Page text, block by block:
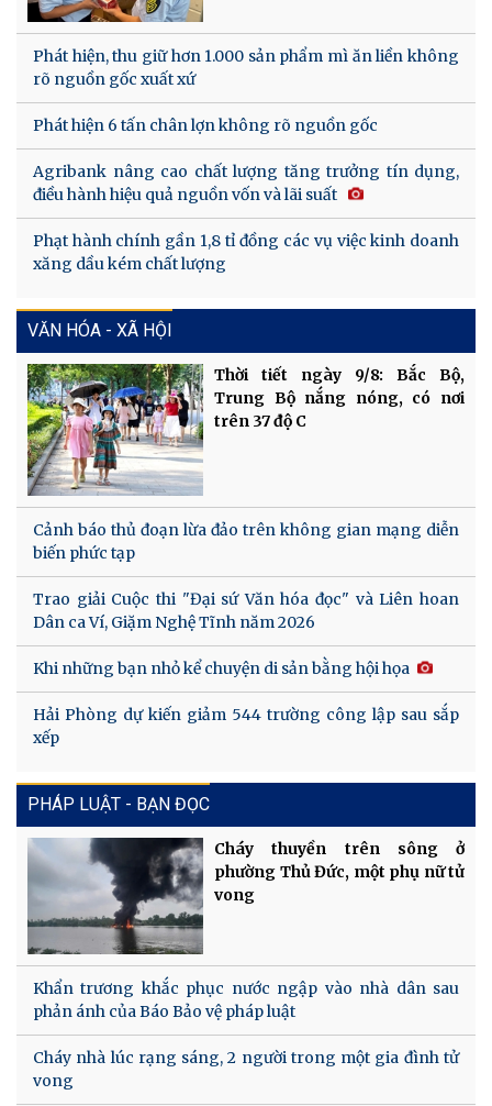
Phát hiện, thu giữ hơn 1.000 sản phẩm mì ăn liền không
rõ nguồn gốc xuất xứ
Phát hiện 6 tấn chân lợn không rõ nguồn gốc
Agribank nâng cao chất lượng tăng trưởng tín dụng,
điều hành hiệu quả nguồn vốn và lãi suất
Phạt hành chính gần 1,8 tỉ đồng các vụ việc kinh doanh
xăng dầu kém chất lượng
VĂN HÓA - XÃ HỘI
Thời tiết ngày 9/8: Bắc Bộ,
Trung Bộ nắng nóng, có nơi
trên 37 độ C
Cảnh báo thủ đoạn lừa đảo trên không gian mạng diễn
biến phức tạp
Trao giải Cuộc thi "Đại sứ Văn hóa đọc" và Liên hoan
Dân ca Ví, Giặm Nghệ Tĩnh năm 2026
Khi những bạn nhỏ kể chuyện di sản bằng hội họa
Hải Phòng dự kiến giảm 544 trường công lập sau sắp
xếp
PHÁP LUẬT - BẠN ĐỌC
Cháy thuyền trên sông ở
phường Thủ Đức, một phụ nữ tử
vong
Khẩn trương khắc phục nước ngập vào nhà dân sau
phản ánh của Báo Bảo vệ pháp luật
Cháy nhà lúc rạng sáng, 2 người trong một gia đình tử
vong